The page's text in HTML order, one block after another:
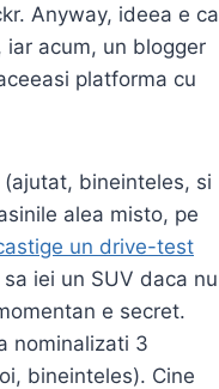
Anyway, ideea e ca
acum, un blogger
platforma cu
bineinteles, si
alea misto, pe
un drive-test
iei un SUV daca nu
e secret.
nominalizati 3
bineinteles). Cine